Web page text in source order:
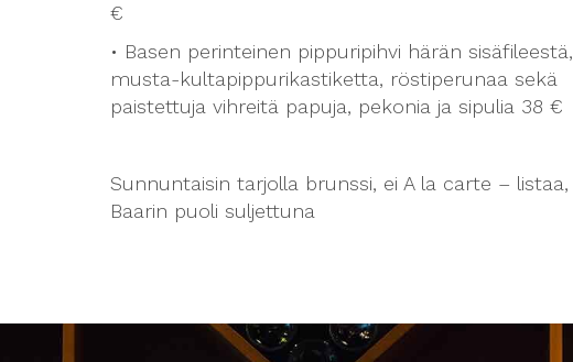
€
• Basen perinteinen pippuripihvi härän sisäfileestä,
musta-kultapippurikastiketta, röstiperunaa sekä
paistettuja vihreitä papuja, pekonia ja sipulia 38 €
Sunnuntaisin tarjolla brunssi, ei A la carte – listaa,
Baarin puoli suljettuna